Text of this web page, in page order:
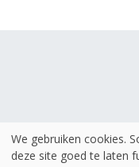
We gebruiken cookies.
deze site goed te laten